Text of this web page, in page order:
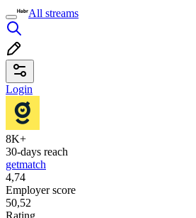
All streams
Login
8K+
30-days reach
getmatch
4,74
Employer score
50,52
Rating